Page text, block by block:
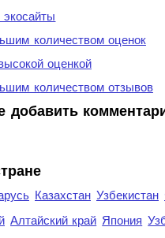
количеством оценок
оценкой
количеством отзывов
Казахстан Узбекистан
Алтайский край Япония